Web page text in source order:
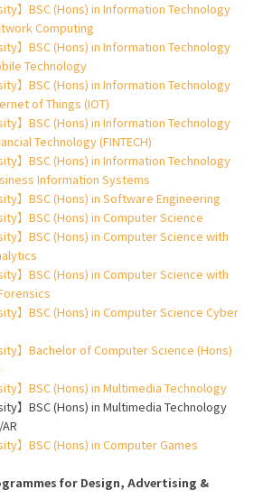
】BSC (Hons) in Information Technology
Computing
】BSC (Hons) in Information Technology
Technology
】BSC (Hons) in Information Technology
of Things (IOT)
】BSC (Hons) in Information Technology
Technology (FINTECH)
】BSC (Hons) in Information Technology
Information Systems
】BSC (Hons) in Software Engineering
】BSC (Hons) in Computer Science
】BSC (Hons) in Computer Science with
】BSC (Hons) in Computer Science with
】BSC (Hons) in Computer Science Cyber
】Bachelor of Computer Science (Hons)
】BSC (Hons) in Multimedia Technology
】BSC (Hons) in Multimedia Technology
】BSC (Hons) in Computer Games
for Design, Advertising &